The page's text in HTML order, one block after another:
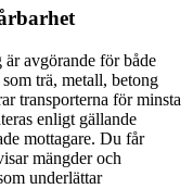
avgörande för både
trä, metall, betong
transporterna för minsta
enligt gällande
mottagare. Du får
mängder och
underlättar